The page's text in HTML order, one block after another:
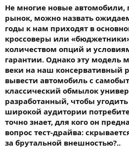
е
ы
ч
л
а
Не многие новые
рынок, можно назвать
годы к нам приходят в
кроссоверы или
количеством опций и
гарантии. Однако эту модель
веки на наш консервативный
вывести автомобиль с
классический обмылок
разработанный, чтобы
широкой аудитории
точно знает, для кого он
вопрос тест-драйва:
за брутальной внешностью?..